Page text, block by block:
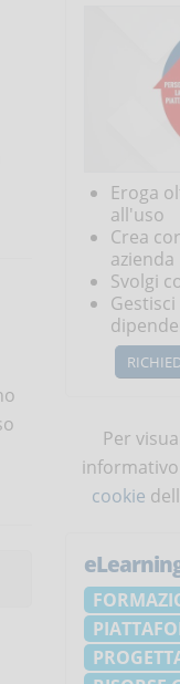
Eroga
all'uso
Crea
azienda
Svolgi
Per
cookie